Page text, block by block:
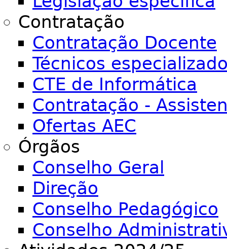
Contratação
Contratação Docente
Técnicos
CTE de Informática
Contratação -
Ofertas AEC
Órgãos
Conselho Geral
Direção
Conselho Pedagógico
Conselho